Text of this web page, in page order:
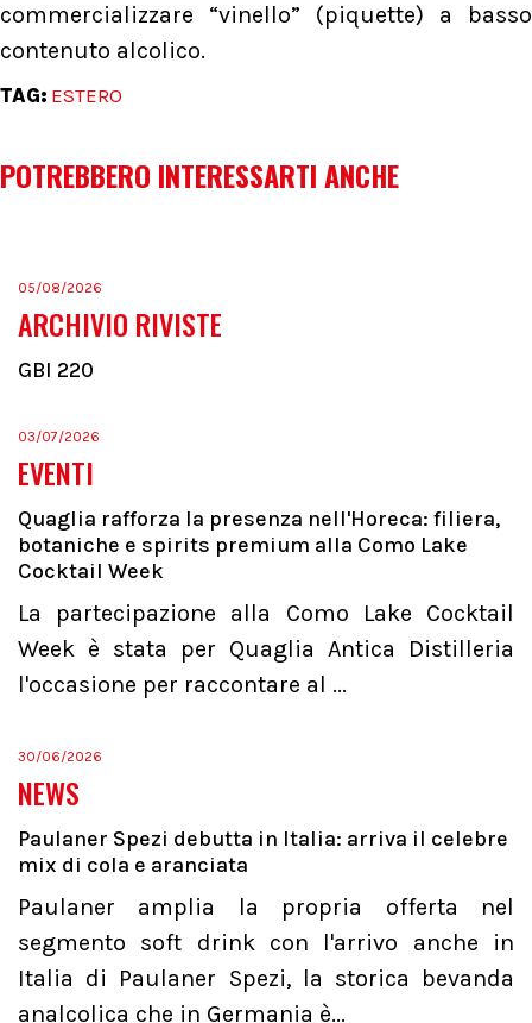
commercializzare “vinello” (piquette) a basso
contenuto alcolico.
TAG: ESTERO
POTREBBERO INTERESSARTI ANCHE
05/08/2026
ARCHIVIO RIVISTE
GBI 220
03/07/2026
EVENTI
Quaglia rafforza la presenza nell'Horeca: filiera,
botaniche e spirits premium alla Como Lake
Cocktail Week
La partecipazione alla Como Lake Cocktail
Week è stata per Quaglia Antica Distilleria
l'occasione per raccontare al ...
30/06/2026
NEWS
Paulaner Spezi debutta in Italia: arriva il celebre
mix di cola e aranciata
Paulaner amplia la propria offerta nel
segmento soft drink con l'arrivo anche in
Italia di Paulaner Spezi, la storica bevanda
analcolica che in Germania è...